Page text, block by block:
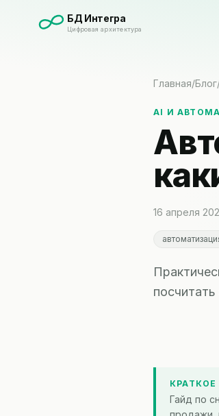
БД Интегра
Цифровая архитектура
Главная/Блог
AI И
16 апреля
Гайд по